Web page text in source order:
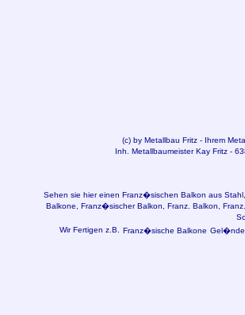
(c) by Metallbau Fritz - Ihrem
Inh. Metallbaumeister Kay Fritz -
Sehen sie hier einen Franz�sischen Balkon aus
Balkone, Franz�sischer Balkon, Franz. Balkon,
Wir Fertigen z.B.
Franz�sische Balkone